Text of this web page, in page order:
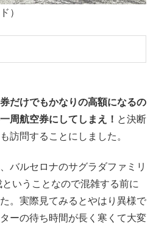
）
だけでもかなりの高額になるの
周航空券にしてしまえ！ と決断
訪問することにしました。
バルセロナのサグラダファミリ
いうことなので混雑する前に
。実際見てみるとやはり異様で
ーの待ち時間が長く寒くて大変